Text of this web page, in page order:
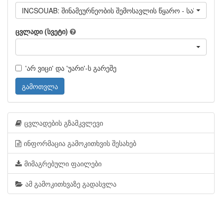
INCSOUAB: შინამეურნეობის შემოსავლის წყარო -
ცვლადი (სვეტი)
'არ ვიცი' და 'უარი'-ს გარეშე
გამოთვლა
ცვლადების გზამკვლევი
ინფორმაცია გამოკითხვის შესახებ
მიმაგრებული ფაილები
ამ გამოკითხვაზე გადასვლა